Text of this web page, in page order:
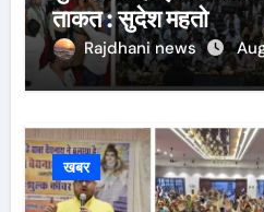
ताकत : सुदेश महतो
Rajdhani news
खबर